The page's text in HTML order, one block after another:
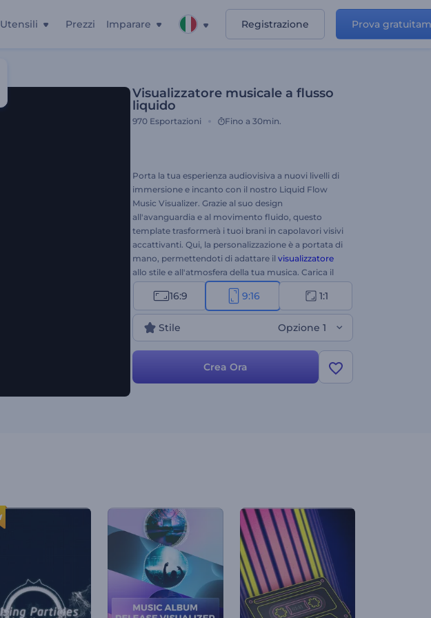
Utensili Prezzi Imparare Registrazione Prova
Visualizzatore musicale a flusso
liquido
970 Esportazioni Fino a 30min.
Porta la tua esperienza audiovisiva a nuovi livelli di
immersione e incanto con il nostro Liquid Flow
Music Visualizer. Grazie al suo design
all'avanguardia e al movimento fluido, questo
template trasformerà i tuoi brani in capolavori visivi
accattivanti. Qui, la personalizzazione è a portata di
mano, permettendoti di adattare il visualizzatore
allo stile e all'atmosfera della tua musica. Carica il
tuo brano, scegli tra vari stili di colore e guarda i
suoni prendere vita in una sinfonia di forme liquide.
Ideale per promozioni musicali, nuove uscite di
singoli, canali YouTube e molti altri progetti.
Provalo subito!
16:9 9:16 1:1
Stile Opzione 1
Crea Ora